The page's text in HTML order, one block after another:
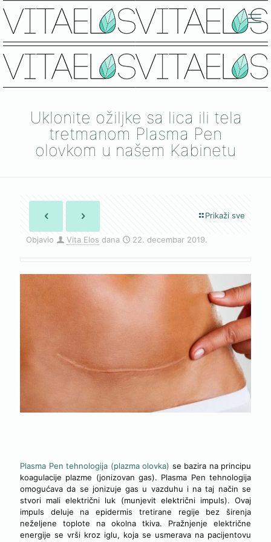
Uklonite ožiljke sa lica ili tela
tretmanom Plasma Pen
olovkom u našem Kabinetu
Prikaži sve
Objavio Vita Elos dana 22. decembar 2019.
Plasma Pen tehnologija (plazma olovka) se bazira na principu
koagulacije plazme (jonizovan gas). Plasma Pen tehnologija
omogućava da se jonizuje gas u vazduhu i na taj način se
stvori mali električni luk (munjevit električni impuls). Ovaj
impuls deluje na epidermis tretirane regije bez širenja
neželjene toplote na okolna tkiva. Pražnjenje električne
energije se vrši kroz iglu, koja se usmerava na pacijentovu